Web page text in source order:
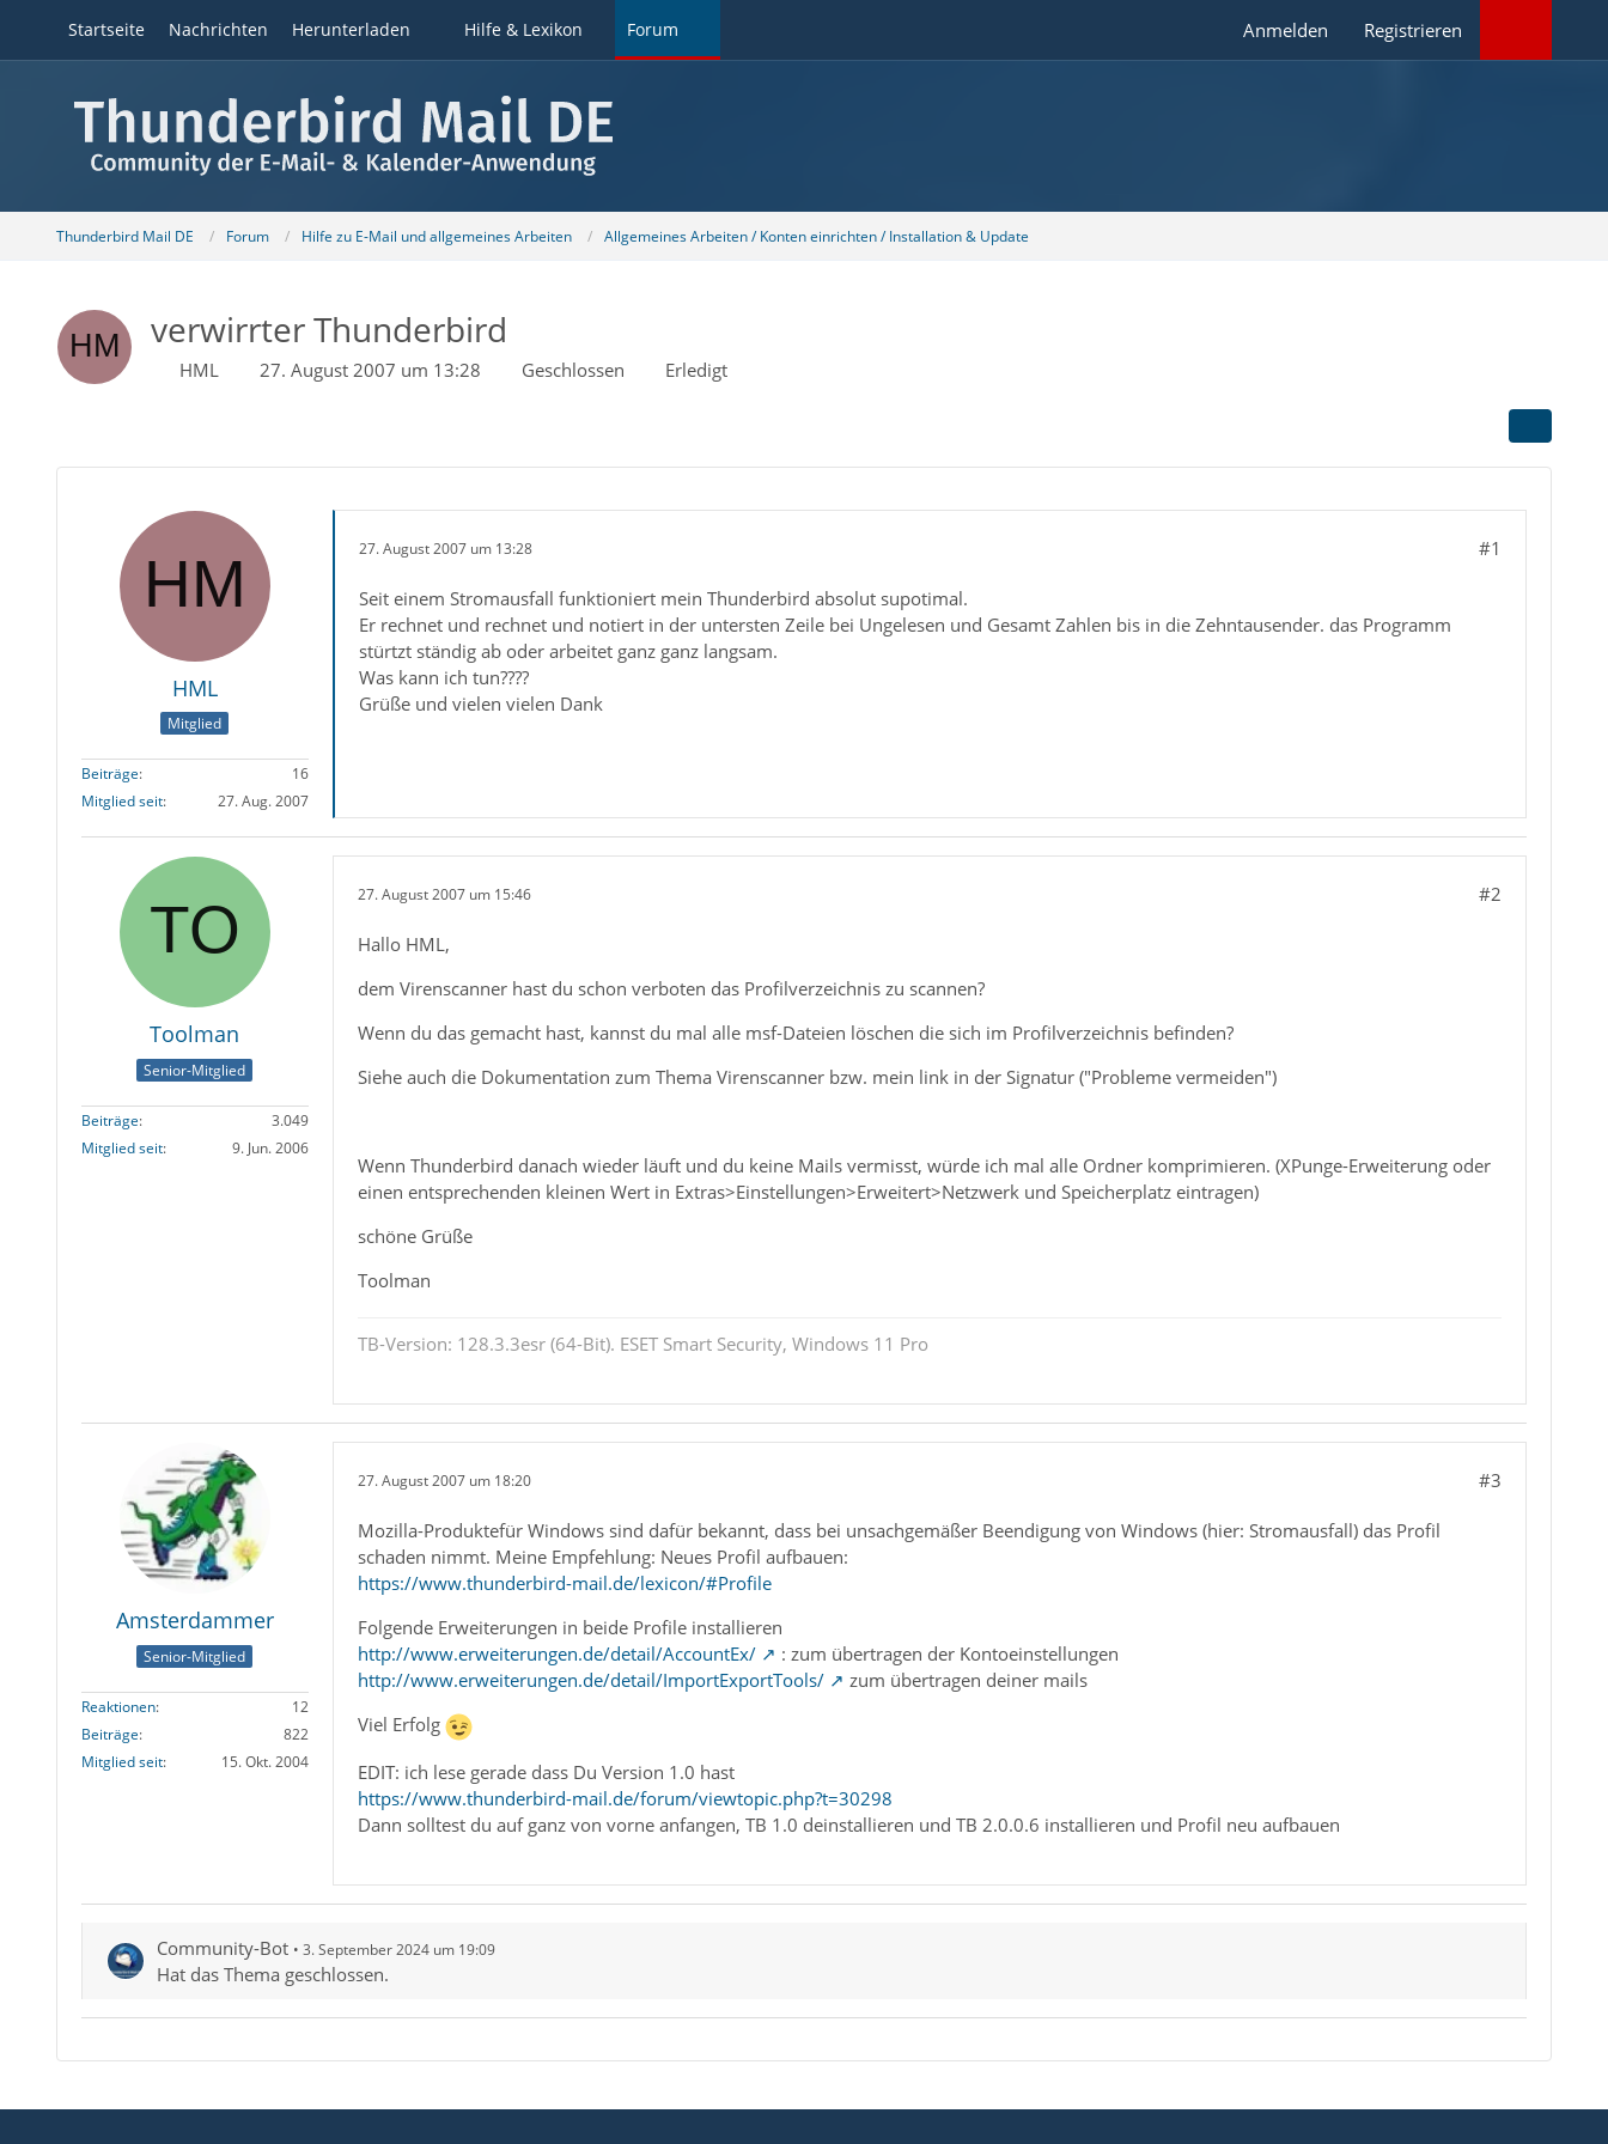
Startseite Nachrichten Herunterladen Hilfe & Lexikon Forum Anmelden Registrieren
Thunderbird Mail DE Forum Hilfe zu E-Mail und allgemeines Arbeiten Allgemeines Arbeiten / Konten einrichten / Installation & Update
verwirrter Thunderbird
HML 27. August 2007 um 13:28 Geschlossen Erledigt
HML
Mitglied
Beiträge
16
Mitglied seit
27. Aug. 2007
27. August 2007 um 13:28 #1
Seit einem Stromausfall funktioniert mein Thunderbird absolut supotimal.
Er rechnet und rechnet und notiert in der untersten Zeile bei Ungelesen und Gesamt Zahlen bis in die Zehntausender. das Programm
stürtzt ständig ab oder arbeitet ganz ganz langsam.
Was kann ich tun????
Grüße und vielen vielen Dank
Toolman
Senior-Mitglied
Beiträge
3.049
Mitglied seit
9. Jun. 2006
27. August 2007 um 15:46 #2
Hallo HML,
dem Virenscanner hast du schon verboten das Profilverzeichnis zu scannen?
Wenn du das gemacht hast, kannst du mal alle msf-Dateien löschen die sich im Profilverzeichnis befinden?
Siehe auch die Dokumentation zum Thema Virenscanner bzw. mein link in der Signatur ("Probleme vermeiden")
Wenn Thunderbird danach wieder läuft und du keine Mails vermisst, würde ich mal alle Ordner komprimieren. (XPunge-Erweiterung oder
einen entsprechenden kleinen Wert in Extras>Einstellungen>Erweitert>Netzwerk und Speicherplatz eintragen)
schöne Grüße
Toolman
TB-Version: 128.3.3esr (64-Bit). ESET Smart Security, Windows 11 Pro
Amsterdammer
Senior-Mitglied
Reaktionen
12
Beiträge
822
Mitglied seit
15. Okt. 2004
27. August 2007 um 18:20 #3
Mozilla-Produktefür Windows sind dafür bekannt, dass bei unsachgemäßer Beendigung von Windows (hier: Stromausfall) das Profil
schaden nimmt. Meine Empfehlung: Neues Profil aufbauen:
https://www.thunderbird-mail.de/lexicon/#Profile
Folgende Erweiterungen in beide Profile installieren
http://www.erweiterungen.de/detail/AccountEx/
: zum übertragen der Kontoeinstellungen
http://www.erweiterungen.de/detail/ImportExportTools/
zum übertragen deiner mails
Viel Erfolg
EDIT: ich lese gerade dass Du Version 1.0 hast
https://www.thunderbird-mail.de/forum/viewtopic.php?t=30298
Dann solltest du auf ganz von vorne anfangen, TB 1.0 deinstallieren und TB 2.0.0.6 installieren und Profil neu aufbauen
Community-Bot 3. September 2024 um 19:09
Hat das Thema geschlossen.